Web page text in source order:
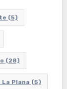
(5)
(28)
Plana (5)